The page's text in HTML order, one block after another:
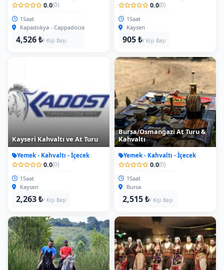
0.0(0)
1Saat
Kapadokya - Cappadocia
4,526 ₺/ Kişi Başı
0.0(0)
1Saat
Kayseri
905 ₺/ Kişi Başı
Kayseri Kahvaltı ve At Turu
Yemek - Kahvaltı - İçecek
0.0(0)
1Saat
Kayseri
2,263 ₺/ Kişi Başı
Bursa/Osmangazi At Turu &
Kahvaltı
Yemek - Kahvaltı - İçecek
0.0(0)
1Saat
Bursa
2,515 ₺/ Kişi Başı